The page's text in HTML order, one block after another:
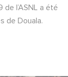
de l’ASNL a été
de Douala.